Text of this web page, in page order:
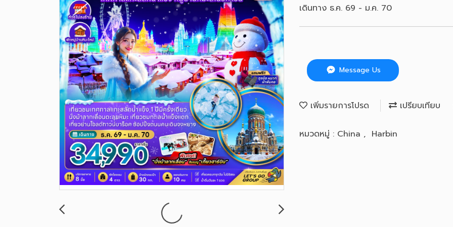
เดินทาง ธ.ค. 69 - ม.ค. 70
Message Us
เพิ่มรายการโปรด เปรียบเทียบ
หมวดหมู่ : China , Harbin